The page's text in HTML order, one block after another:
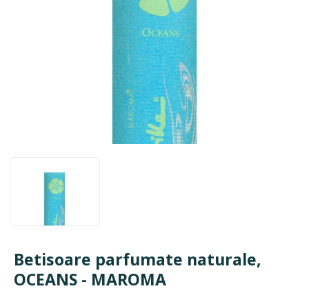
Betisoare parfumate naturale,
OCEANS - MAROMA